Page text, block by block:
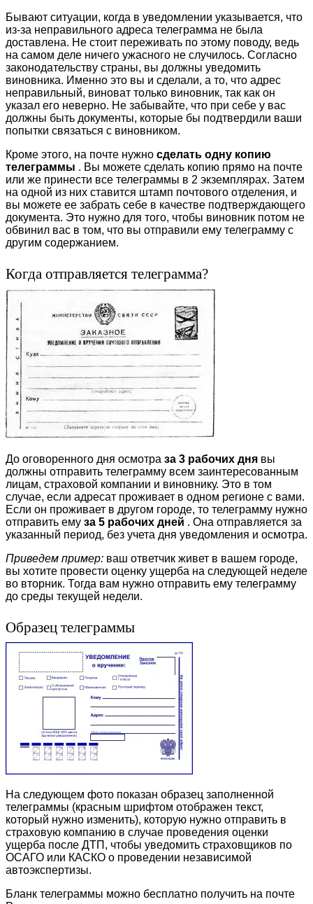
Бывают ситуации, когда в уведомлении указывается, что
из-за неправильного адреса телеграмма не была
доставлена. Не стоит переживать по этому поводу, ведь
на самом деле ничего ужасного не случилось. Согласно
законодательству страны, вы должны уведомить
виновника. Именно это вы и сделали, а то, что адрес
неправильный, виноват только виновник, так как он
указал его неверно. Не забывайте, что при себе у вас
должны быть документы, которые бы подтвердили ваши
попытки связаться с виновником.
Кроме этого, на почте нужно сделать одну копию
телеграммы . Вы можете сделать копию прямо на почте
или же принести все телеграммы в 2 экземплярах. Затем
на одной из них ставится штамп почтового отделения, и
вы можете ее забрать себе в качестве подтверждающего
документа. Это нужно для того, чтобы виновник потом не
обвинил вас в том, что вы отправили ему телеграмму с
другим содержанием.
Когда отправляется телеграмма?
До оговоренного дня осмотра за 3 рабочих дня вы
должны отправить телеграмму всем заинтересованным
лицам, страховой компании и виновнику. Это в том
случае, если адресат проживает в одном регионе с вами.
Если он проживает в другом городе, то телеграмму нужно
отправить ему за 5 рабочих дней . Она отправляется за
указанный период, без учета дня уведомления и осмотра.
Приведем пример: ваш ответчик живет в вашем городе,
вы хотите провести оценку ущерба на следующей неделе
во вторник. Тогда вам нужно отправить ему телеграмму
до среды текущей недели.
Образец телеграммы
На следующем фото показан образец заполненной
телеграммы (красным шрифтом отображен текст,
который нужно изменить), которую нужно отправить в
страховую компанию в случае проведения оценки
ущерба после ДТП, чтобы уведомить страховщиков по
ОСАГО или КАСКО о проведении независимой
автоэкспертизы.
Бланк телеграммы можно бесплатно получить на почте